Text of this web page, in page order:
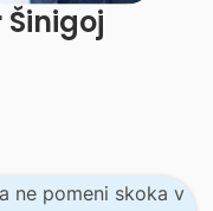
Šinigoj
ne pomeni skoka v